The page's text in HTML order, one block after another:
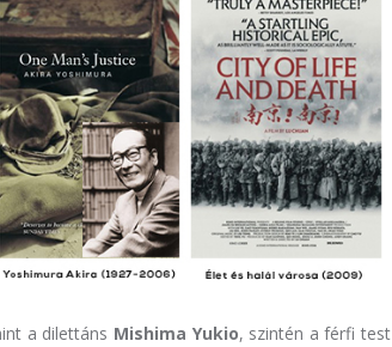
a dilettáns Mishima Yukio, szintén a férfi test